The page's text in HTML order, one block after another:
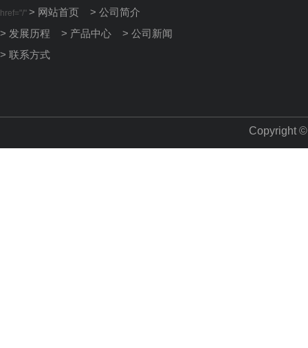
href="/" > 网站首页
> 公司简介
> 发展历程
> 产品中心
> 公司新闻
> 联系方式
Copyright